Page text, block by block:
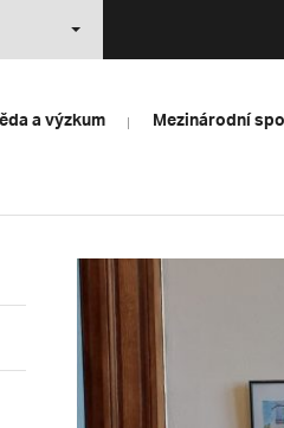
a výzkum Mezinárodní